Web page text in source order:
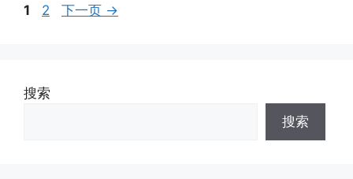
页
1
页
2 下一页 →
搜索
搜索